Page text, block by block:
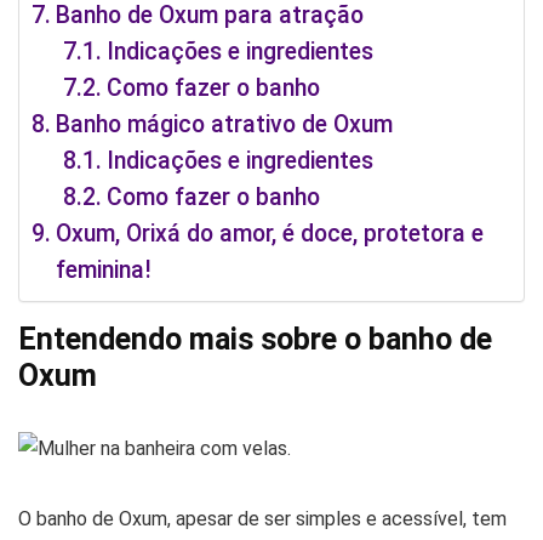
Banho de Oxum para atração
Indicações e ingredientes
Como fazer o banho
Banho mágico atrativo de Oxum
Indicações e ingredientes
Como fazer o banho
Oxum, Orixá do amor, é doce, protetora e
feminina!
Entendendo mais sobre o banho de
Oxum
O banho de Oxum, apesar de ser simples e acessível, tem